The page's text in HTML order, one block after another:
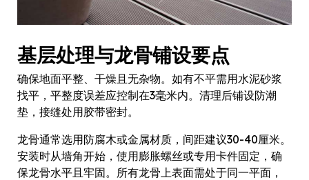
基层处理与龙骨铺设要点
确保地面平整、干燥且无杂物。如有不平需用水泥砂浆
找平，平整度误差应控制在3毫米内。清理后铺设防潮
垫，接缝处用胶带密封。
龙骨通常选用防腐木或金属材质，间距建议30-40厘米。
安装时从墙角开始，使用膨胀螺丝或专用卡件固定，确
保龙骨水平且牢固。所有龙骨上表面需处于同一平面，